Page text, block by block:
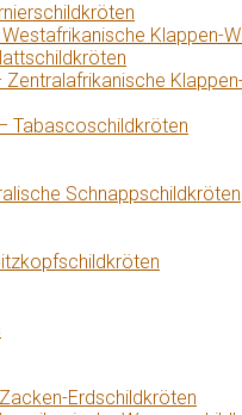
Klappen-
Tabascoschildkröten
Schnappschildkröten
Erdschildkröten